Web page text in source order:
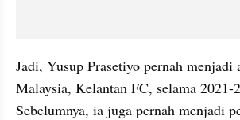
Jadi, Yusup Prasetiyo pernah menjadi
Malaysia, Kelantan FC, selama 2021-
Sebelumnya, ia juga pernah menjadi